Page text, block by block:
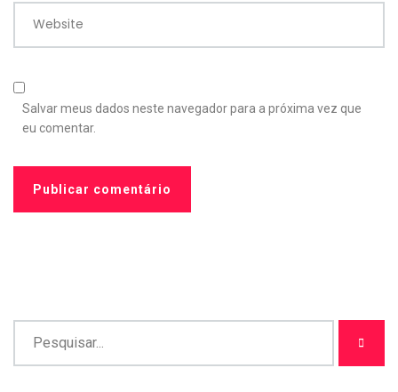
Website
Salvar meus dados neste navegador para a próxima vez que
eu comentar.